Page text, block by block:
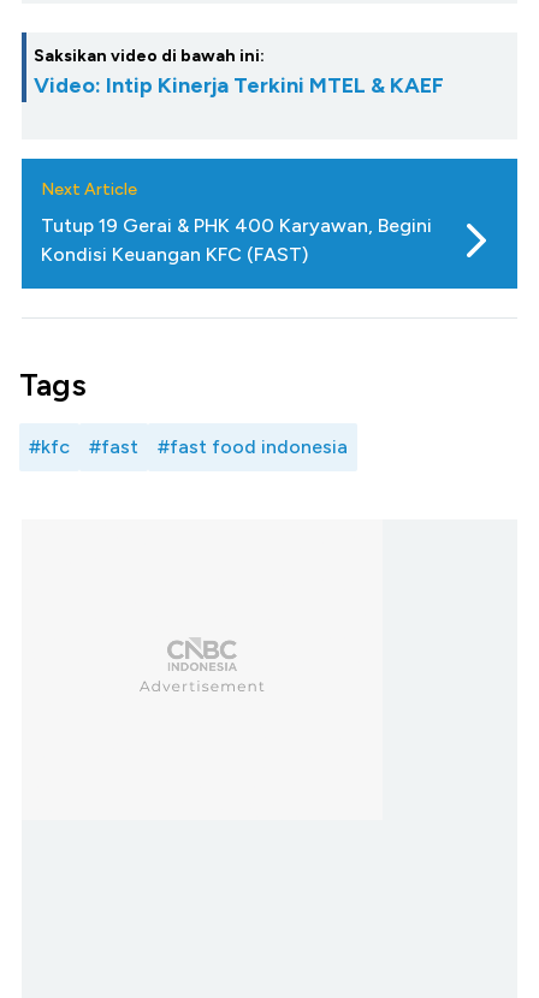
Saksikan video di bawah ini:
Video: Intip Kinerja Terkini MTEL & KAEF
Next Article
Tutup 19 Gerai & PHK 400 Karyawan, Begini
Kondisi Keuangan KFC (FAST)
Tags
#kfc #fast #fast food indonesia